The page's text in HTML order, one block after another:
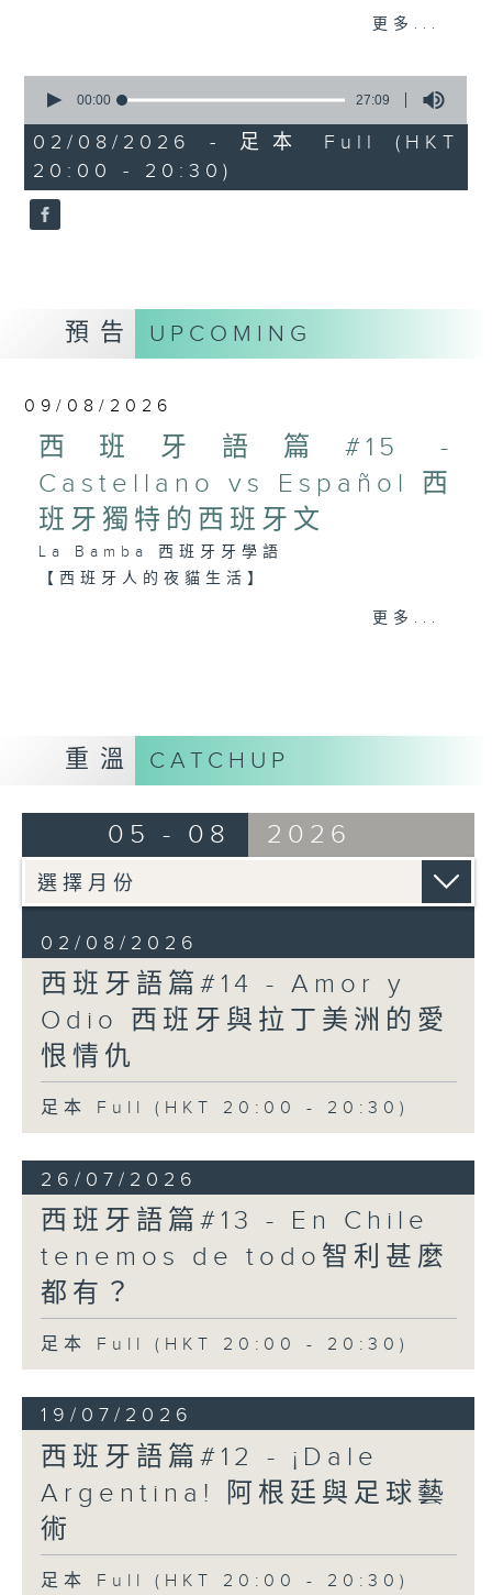
美國家曾將此日稱為：「獨立紀念日」
（Día de la Independencia）／
「種族日」（Día de la Raza）／伊比
利亞文化節（Día de Hispanidad），
慶祝西班牙語系國家的文化連結。
日，例如：
日」（Día de la Resistencia
Indígena）；
- 阿根廷把它改為「文化多樣性尊重日」
（Día del Respeto a la
Diversidad Cultural）。
更多...
seconds
27
minutes,
9
seconds
00:00 27:09
02/08/2026 - 足本 Full (HKT
20:00 - 20:30)
預告 UPCOMING
09/08/2026
西班牙語篇#15 -
Castellano vs Español 西
班牙獨特的西班牙文
La Bamba 西班牙牙學語
【西班牙人的夜貓生活】
Madrugada（凌晨 / 深夜）
更多...
重溫 CATCHUP
05 - 08 2026
02/08/2026
西班牙語篇#14 - Amor y
Odio 西班牙與拉丁美洲的愛
恨情仇
足本 Full (HKT 20:00 - 20:30)
26/07/2026
西班牙語篇#13 - En Chile
tenemos de todo智利甚麼
都有？
足本 Full (HKT 20:00 - 20:30)
19/07/2026
西班牙語篇#12 - ¡Dale
Argentina! 阿根廷與足球藝
術
足本 Full (HKT 20:00 - 20:30)